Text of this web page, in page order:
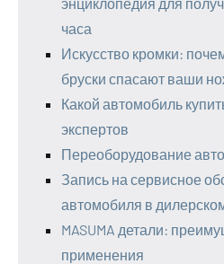
энциклопедия для
часа
Искусство кромки:
бруски спасают ваши
Какой автомобиль
экспертов
Переоборудование
Запись на сервисное
автомобиля в
MASUMA детали:
применения